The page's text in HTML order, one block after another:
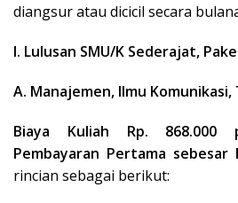
diangsur atau dicicil secara
I. Lulusan SMU/K Sederajat,
A. Manajemen, Ilmu
Biaya Kuliah Rp. 868.000
Pembayaran Pertama sebesar
rincian sebagai berikut: